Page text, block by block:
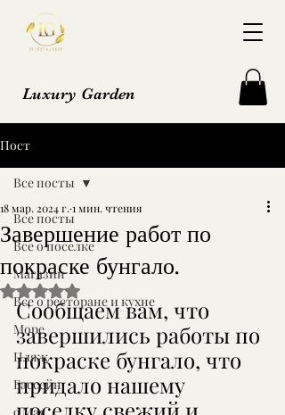
Luxury Garden
Пост
Все посты
Все о поселке
Магазин
Все о ресторане и кухне
Море
Пляж
Бассейн
9 Мая
Все посты
Завершение работ по
покраске бунгало.
18 мар. 2024 г. 1 мин. чтения
Оценка: не число из 5 звезд.
Сообщаем вам, что
завершились работы по
покраске бунгало, что
придало нашему